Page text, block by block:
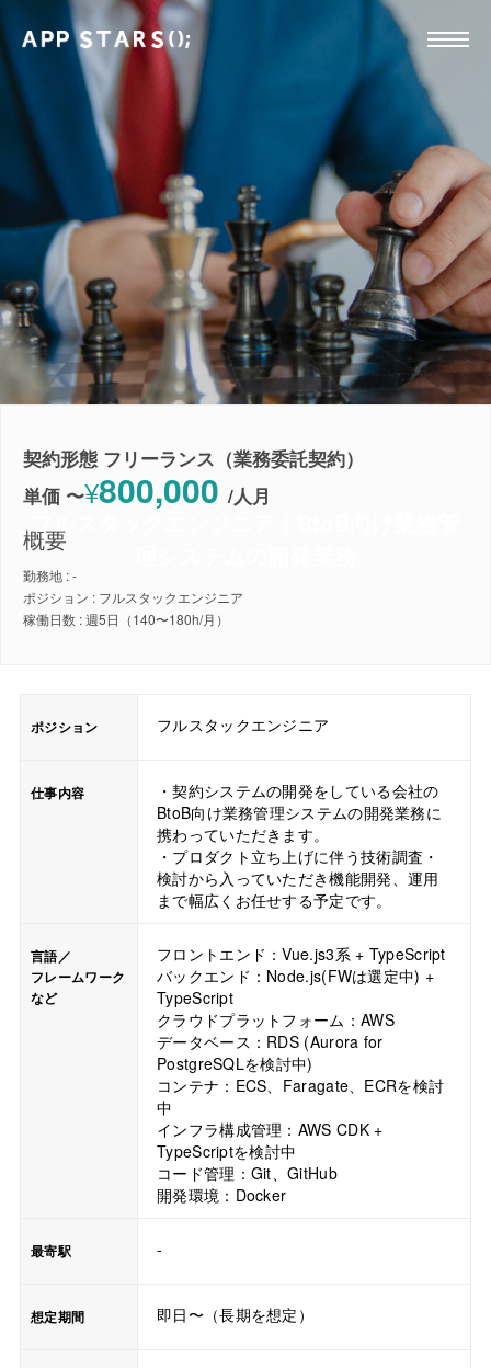
フルスタックエンジニア｜BtoB向け業務管
契約形態 フリーランス（業務委託契約）
単価 〜¥800,000 /人月
概要
勤務地 : -
ポジション : フルスタックエンジニア
稼働日数 : 週5日（140〜180h/月）
ポジション フルスタックエンジニア
仕事内容
・契約システムの開発をしている会社の
BtoB向け業務管理システムの開発業務に
携わっていただきます。
・プロダクト立ち上げに伴う技術調査・
検討から入っていただき機能開発、運用
まで幅広くお任せする予定です。
言語／
フレームワーク
など
フロントエンド：Vue.js3系 + TypeScript
バックエンド：Node.js(FWは選定中) +
TypeScript
クラウドプラットフォーム：AWS
データベース：RDS (Aurora for
PostgreSQLを検討中)
コンテナ：ECS、Faragate、ECRを検討
中
インフラ構成管理：AWS CDK +
TypeScriptを検討中
コード管理：Git、GitHub
開発環境：Docker
最寄駅 -
想定期間 即日〜（長期を想定）